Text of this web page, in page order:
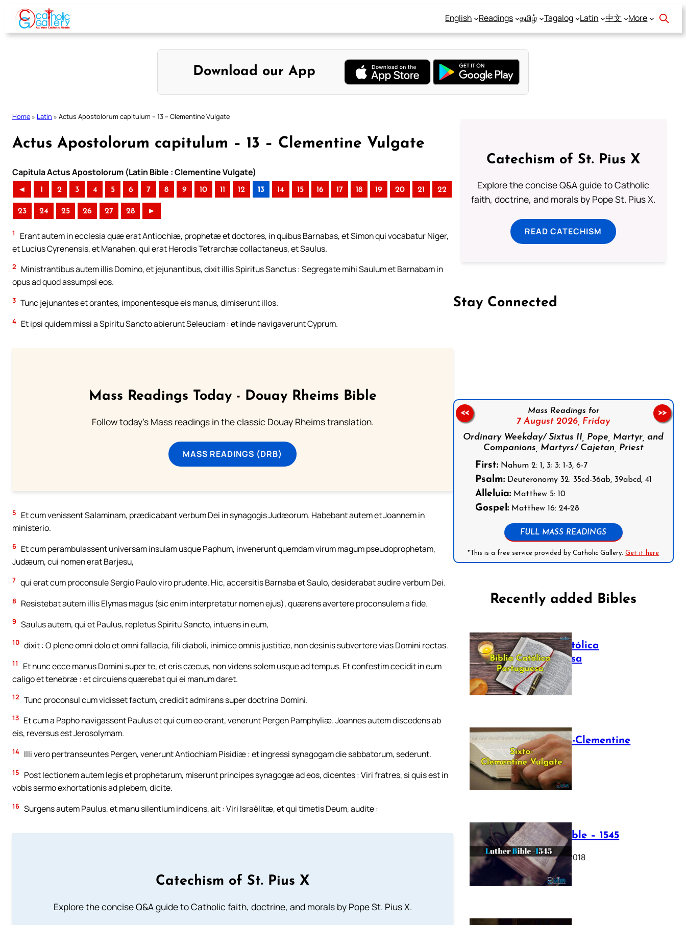
Skip
content
English Readings தமிழ் Tagalog Latin 中文 More
Download our App
Home » Latin » Actus Apostolorum capitulum – 13 – Clementine Vulgate
Actus Apostolorum capitulum – 13 – Clementine Vulgate
Capitula Actus Apostolorum (Latin Bible : Clementine Vulgate)
◄ 1 2 3 4 5 6 7 8 9 10 11 12 13 14 15 16 17 18 19 20 21 22
23 24 25 26 27 28 ►
1
Erant autem in ecclesia quæ erat Antiochiæ, prophetæ et doctores, in quibus Barnabas, et Simon qui vocabatur Niger,
et Lucius Cyrenensis, et Manahen, qui erat Herodis Tetrarchæ collactaneus, et Saulus.
2
Ministrantibus autem illis Domino, et jejunantibus, dixit illis Spiritus Sanctus : Segregate mihi Saulum et Barnabam in
opus ad quod assumpsi eos.
3 Tunc jejunantes et orantes, imponentesque eis manus, dimiserunt illos.
4 Et ipsi quidem missi a Spiritu Sancto abierunt Seleuciam : et inde navigaverunt Cyprum.
Mass Readings Today - Douay Rheims Bible
Follow today's Mass readings in the classic Douay Rheims translation.
MASS READINGS (DRB)
5
Et cum venissent Salaminam, prædicabant verbum Dei in synagogis Judæorum. Habebant autem et Joannem in
ministerio.
6 Et cum perambulassent universam insulam usque Paphum, invenerunt quemdam virum magum pseudoprophetam,
Judæum, cui nomen erat Barjesu,
7 qui erat cum proconsule Sergio Paulo viro prudente. Hic, accersitis Barnaba et Saulo, desiderabat audire verbum Dei.
8 Resistebat autem illis Elymas magus (sic enim interpretatur nomen ejus), quærens avertere proconsulem a fide.
9 Saulus autem, qui et Paulus, repletus Spiritu Sancto, intuens in eum,
10 dixit : O plene omni dolo et omni fallacia, fili diaboli, inimice omnis justitiæ, non desinis subvertere vias Domini rectas.
11
Et nunc ecce manus Domini super te, et eris cæcus, non videns solem usque ad tempus. Et confestim cecidit in eum
caligo et tenebræ : et circuiens quærebat qui ei manum daret.
12 Tunc proconsul cum vidisset factum, credidit admirans super doctrina Domini.
13 Et cum a Papho navigassent Paulus et qui cum eo erant, venerunt Pergen Pamphyliæ. Joannes autem discedens ab
eis, reversus est Jerosolymam.
14 Illi vero pertranseuntes Pergen, venerunt Antiochiam Pisidiæ : et ingressi synagogam die sabbatorum, sederunt.
15
Post lectionem autem legis et prophetarum, miserunt principes synagogæ ad eos, dicentes : Viri fratres, si quis est in
vobis sermo exhortationis ad plebem, dicite.
16 Surgens autem Paulus, et manu silentium indicens, ait : Viri Israëlitæ, et qui timetis Deum, audite :
Catechism of St. Pius X
Explore the concise Q&A guide to Catholic faith, doctrine, and morals by Pope St. Pius X.
Catechism of St. Pius X
Explore the concise Q&A guide to Catholic
faith, doctrine, and morals by Pope St. Pius X.
READ CATECHISM
Stay Connected
Mass Readings for
7 August 2026, Friday
Ordinary Weekday/ Sixtus II, Pope, Martyr, and
Companions, Martyrs/ Cajetan, Priest
First:Nahum 2: 1, 3; 3: 1-3, 6-7
Psalm:Deuteronomy 32: 35cd-36ab, 39abcd, 41
Alleluia:Matthew 5: 10
Gospel:Matthew 16: 24-28
FULL MASS READINGS
*This is a free service provided by Catholic Gallery.Get it here
<< >>
Recently added Bibles
Bíblia Católica
Portuguesa
July 16, 2025
The Sixto-Clementine
Vulgate
July 12, 2025
Luther Bible – 1545
October 17, 2018